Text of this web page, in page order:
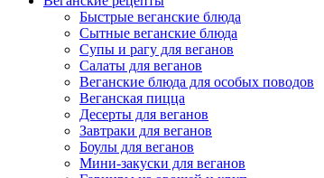
Быстрые веганские блюда
Сытные веганские блюда
Супы и рагу для веганов
Салаты для веганов
Веганские блюда для особых поводов
Веганская пицца
Десерты для веганов
Завтраки для веганов
Боулы для веганов
Мини-закуски для веганов